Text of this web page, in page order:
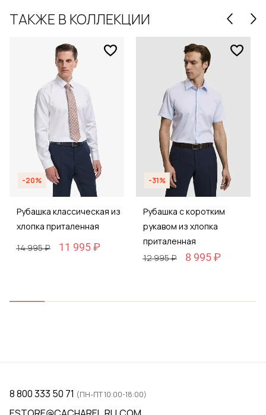
ТАКЖЕ В КОЛЛЕКЦИИ
-20%
Рубашка классическая из
хлопка приталенная
14 995 ₽
11 995 ₽
-31%
Рубашка с коротким
рукавом из хлопка
приталенная
12 995 ₽
8 995 ₽
8 800 333 50 71 (ПН-ПТ 10:00-18:00)